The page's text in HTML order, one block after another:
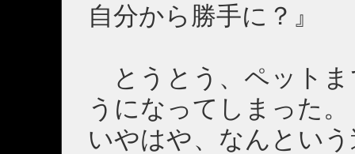
自分から勝手に？』
とうとう、ペットま
うになってしまった。
いやはや、なんとい